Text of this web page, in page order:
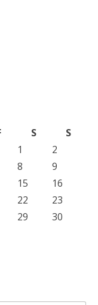
S
S
1
2
8
9
15
16
22
23
29
30